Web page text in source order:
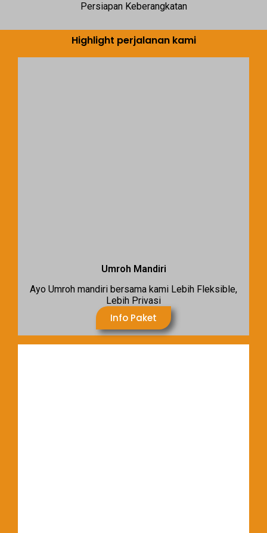
Persiapan Keberangkatan
Highlight perjalanan kami
Umroh Mandiri
Ayo Umroh mandiri bersama kami Lebih Fleksible,
Lebih Privasi
Info Paket